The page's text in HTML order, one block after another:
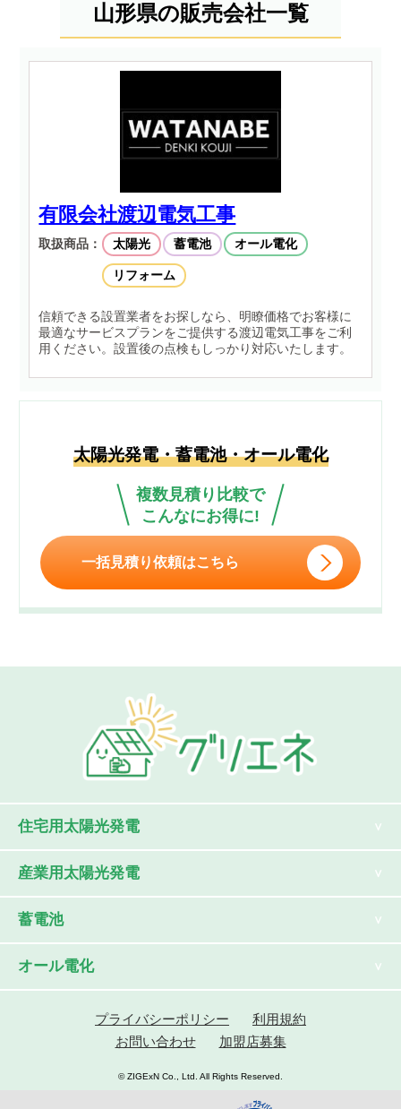
山形県の販売会社一覧
有限会社渡辺電気工事
取扱商品： 太陽光 蓄電池 オール電化
リフォーム
信頼できる設置業者をお探しなら、明瞭価格でお客様に
最適なサービスプランをご提供する渡辺電気工事をご利
用ください。設置後の点検もしっかり対応いたします。
太陽光発電・蓄電池・オール電化
複数見積り比較で
こんなにお得に!
一括見積り依頼はこちら
住宅用太陽光発電
産業用太陽光発電
蓄電池
オール電化
プライバシーポリシー
利用規約
お問い合わせ
加盟店募集
© ZIGExN Co., Ltd. All Rights Reserved.